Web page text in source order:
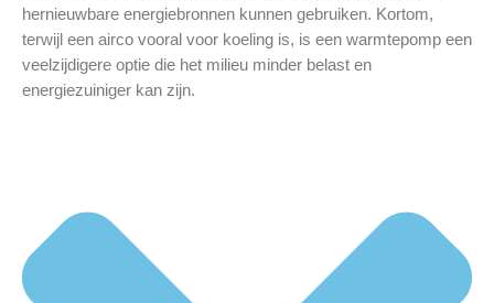
hernieuwbare energiebronnen kunnen gebruiken. Kortom,
terwijl een airco vooral voor koeling is, is een warmtepomp een
veelzijdigere optie die het milieu minder belast en
energiezuiniger kan zijn.